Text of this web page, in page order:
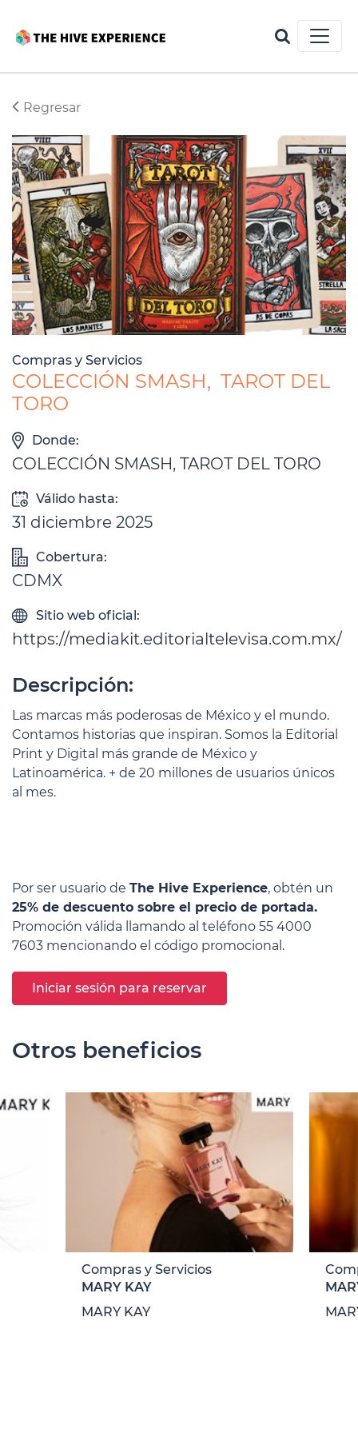
Regresar
Compras y Servicios
COLECCIÓN SMASH, TAROT DEL
TORO
Donde:
COLECCIÓN SMASH, TAROT DEL TORO
Válido hasta:
31 diciembre 2025
Cobertura:
CDMX
Sitio web oficial:
https://mediakit.editorialtelevisa.com.mx/
Descripción:
Las marcas más poderosas de México y el mundo.
Contamos historias que inspiran. Somos la Editorial
Print y Digital más grande de México y
Latinoamérica. + de 20 millones de usuarios únicos
al mes.
Por ser usuario de The Hive Experience, obtén un
25% de descuento sobre el precio de portada.
Promoción válida
amando al teléfono 55 4000
7603 mencionando el código promocional .
Iniciar sesión para reservar
Otros beneficios
Compras y Servicios
MARY KAY
MARY KAY